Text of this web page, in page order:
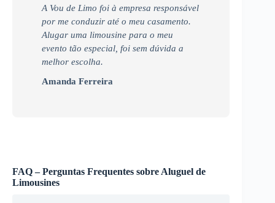
A Vou de Limo foi à empresa responsável
por me conduzir até o meu casamento.
Alugar uma limousine para o meu
evento tão especial, foi sem dúvida a
melhor escolha.
Amanda Ferreira
FAQ – Perguntas Frequentes sobre Aluguel de
Limousines